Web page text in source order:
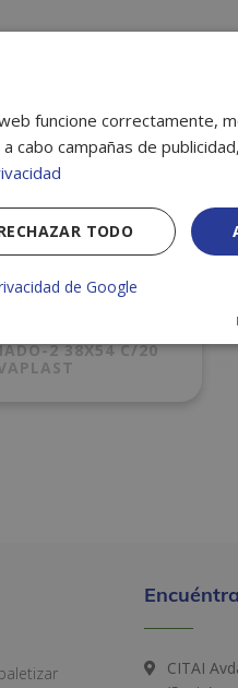
2 38X54 C/20
CITAI
funcione correctamente,
cabo campañas de
TODO
de Google